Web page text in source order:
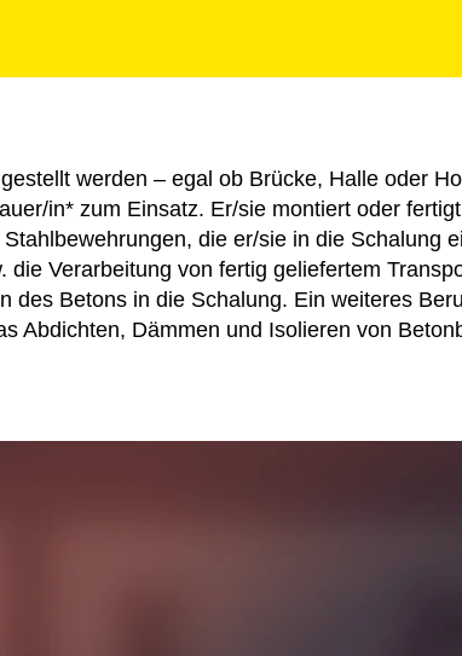
werden – egal ob Brücke, Halle oder
in* zum Einsatz. Er/sie montiert oder
die er/sie in die Schalung
die Verarbeitung von fertig geliefertem
des Betons in die Schalung. Ein weiteres
Abdichten, Dämmen und Isolieren von